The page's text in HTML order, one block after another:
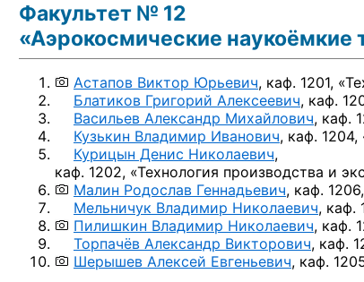
Факультет № 12
«Аэрокосмические наукоёмкие
Астапов Виктор Юрьевич, каф. 1201,
Блатиков Григорий Алексеевич, каф.
Васильев Александр Михайлович, каф.
Кузькин Владимир Иванович, каф.
Курицын Денис Николаевич,
каф. 1202, «Технология производства и
Малин Родослав Геннадьевич, каф.
Мельничук Владимир Николаевич, каф.
Пилишкин Владимир Николаевич, каф.
Торпачёв Александр Викторович, каф.
Шерышев Алексей Евгеньевич, каф.